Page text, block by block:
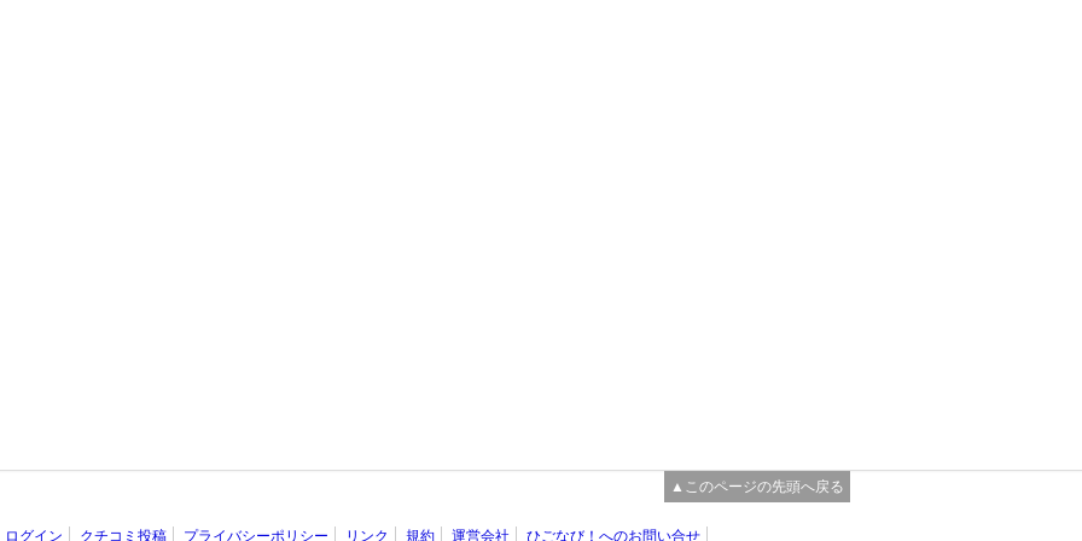
▲このページの先頭へ戻る
ログイン クチコミ投稿 プライバシーポリシー リンク 規約 運営会社 ひごなび！へのお問い合せ